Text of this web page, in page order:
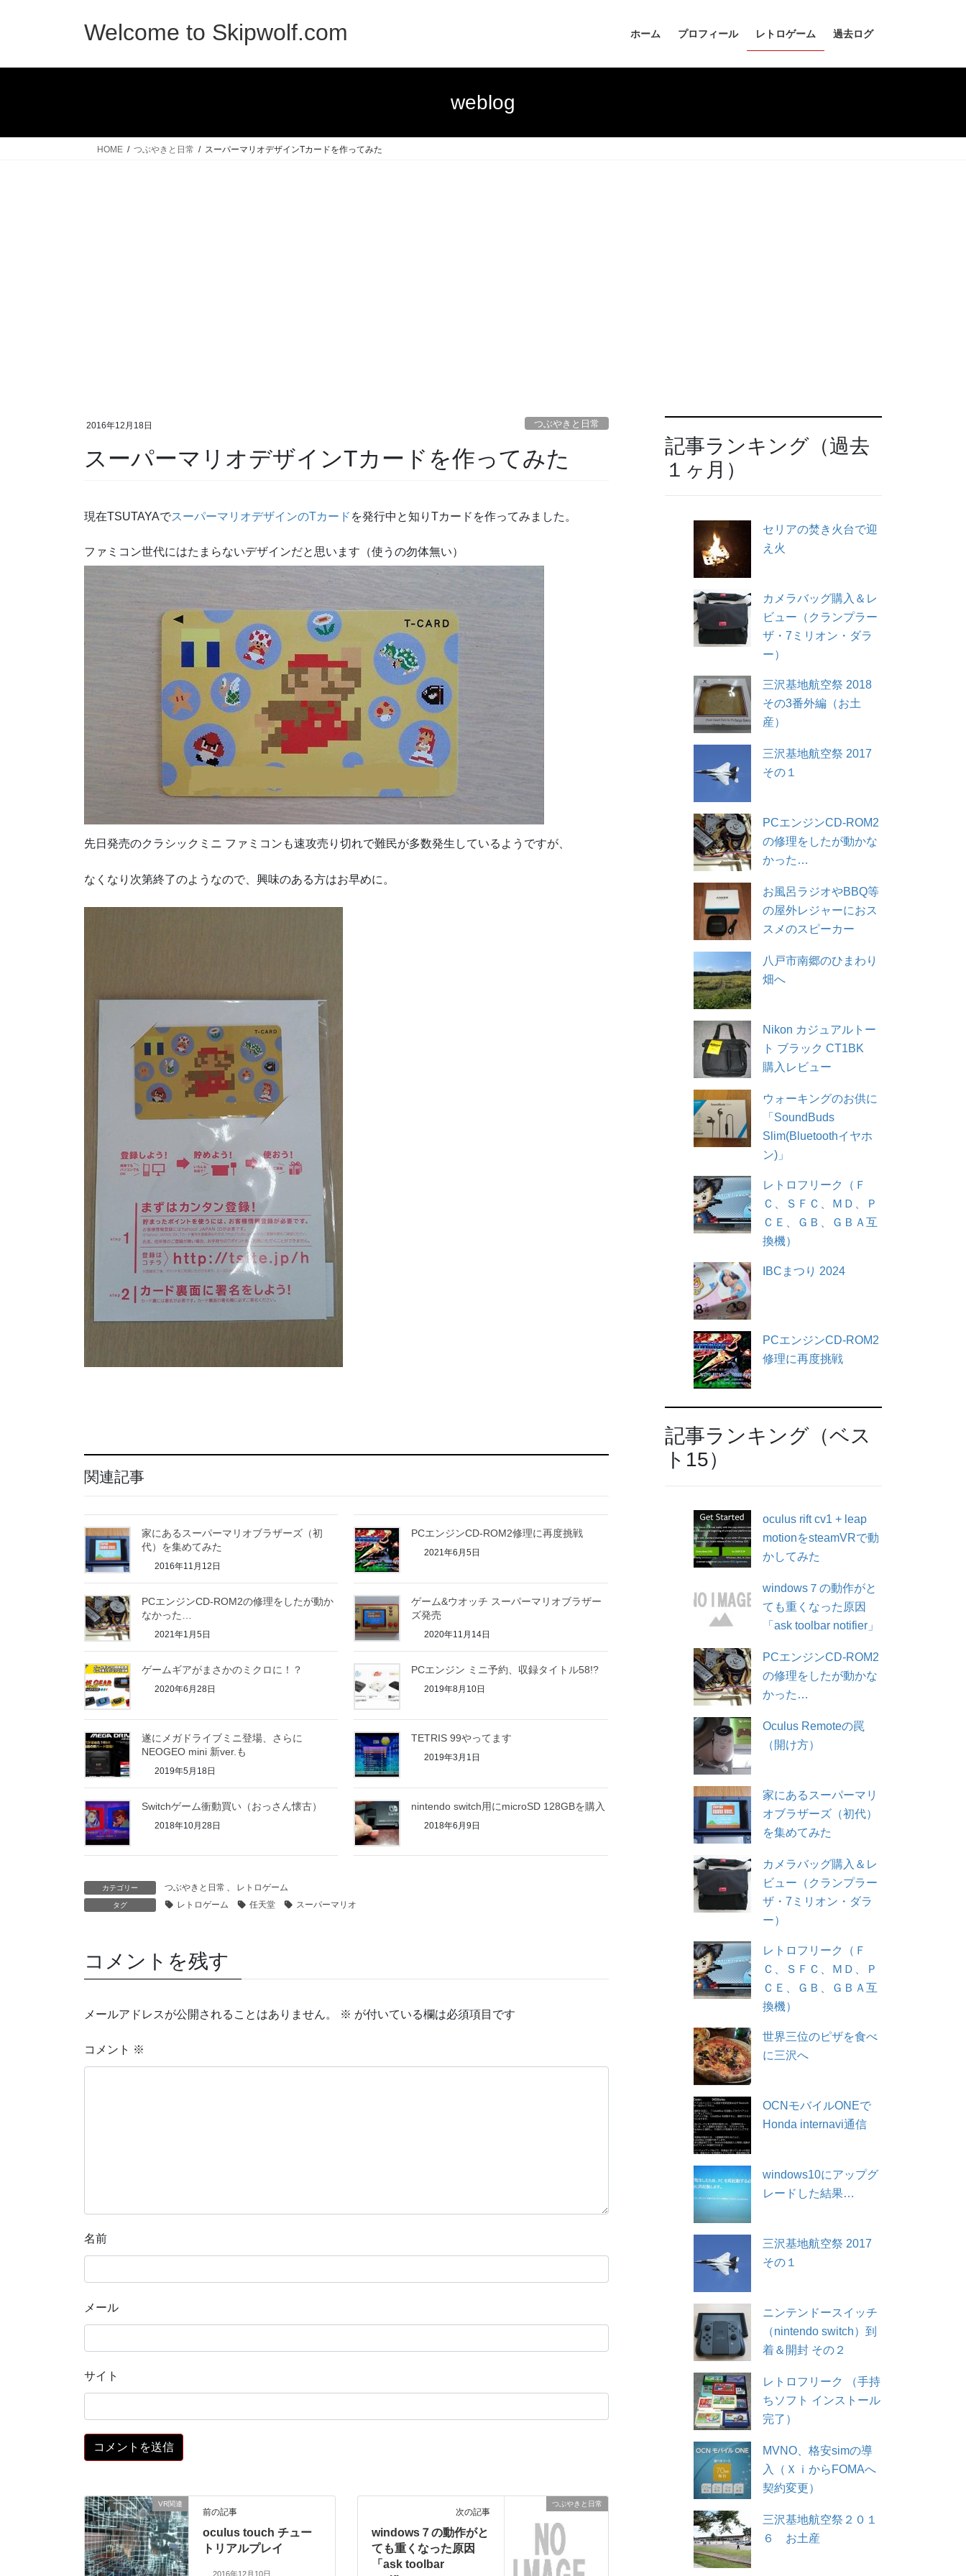
Welcome to Skipwolf.com ホーム プロフィール レトロゲーム 過去ログ
weblog
HOME つぶやきと日常 スーパーマリオデザインTカードを作ってみた
2016年12月18日 つぶやきと日常
スーパーマリオデザインTカードを作ってみた
現在TSUTAYAでスーパーマリオデザインのTカード を発行中と知りTカードを作ってみました。
ファミコン世代にはたまらないデザインだと思います（使うの勿体無い）
先日発売のクラシックミニ ファミコンも速攻売り切れで難民が多数発生しているようですが、
なくなり次第終了のようなので、興味のある方はお早めに。
関連記事
家にあるスーパーマリオブラザーズ（初
代）を集めてみた
2016年11月12日
PCエンジンCD-ROM2修理に再度挑戦
2021年6月5日
PCエンジンCD-ROM2の修理をしたが動か
なかった…
2021年1月5日
ゲーム&ウオッチ スーパーマリオブラザー
ズ発売
2020年11月14日
ゲームギアがまさかのミクロに！？
2020年6月28日
PCエンジン ミニ予約、収録タイトル58!?
2019年8月10日
遂にメガドライブミニ登場、さらに
NEOGEO mini 新ver.も
2019年5月18日
TETRIS 99やってます
2019年3月1日
Switchゲーム衝動買い（おっさん懐古）
2018年10月28日
nintendo switch用にmicroSD 128GBを購入
2018年6月9日
カテゴリー つぶやきと日常 、 レトロゲーム
タグ レトロゲーム 任天堂 スーパーマリオ
コメントを残す
メールアドレスが公開されることはありません。 ※ が付いている欄は必須項目です
コメント ※
名前
メール
サイト
VR関連
前の記事
oculus touch チュー
トリアルプレイ
2016年12月10日
つぶやきと日常
次の記事
windows７の動作がと
ても重くなった原因
「ask toolbar
記事ランキング（過去
１ヶ月）
セリアの焚き火台で迎
え火
カメラバッグ購入＆レ
ビュー（クランプラー
ザ・7ミリオン・ダラ
ー）
三沢基地航空祭 2018
その3番外編（お土
産）
三沢基地航空祭 2017
その１
PCエンジンCD-ROM2
の修理をしたが動かな
かった…
お風呂ラジオやBBQ等
の屋外レジャーにおス
スメのスピーカー
八戸市南郷のひまわり
畑へ
Nikon カジュアルトー
ト ブラック CT1BK
購入レビュー
ウォーキングのお供に
「SoundBuds
Slim(Bluetoothイヤホ
ン)」
レトロフリーク（Ｆ
Ｃ、ＳＦＣ、ＭＤ、Ｐ
ＣＥ、ＧＢ、ＧＢＡ互
換機）
IBCまつり 2024
PCエンジンCD-ROM2
修理に再度挑戦
記事ランキング（ベス
ト15）
oculus rift cv1 + leap
motionをsteamVRで動
かしてみた
windows７の動作がと
ても重くなった原因
「ask toolbar notifier」
PCエンジンCD-ROM2
の修理をしたが動かな
かった…
Oculus Remoteの罠
（開け方）
家にあるスーパーマリ
オブラザーズ（初代）
を集めてみた
カメラバッグ購入＆レ
ビュー（クランプラー
ザ・7ミリオン・ダラ
ー）
レトロフリーク（Ｆ
Ｃ、ＳＦＣ、ＭＤ、Ｐ
ＣＥ、ＧＢ、ＧＢＡ互
換機）
世界三位のピザを食べ
に三沢へ
OCNモバイルONEで
Honda internavi通信
windows10にアップグ
レードした結果…
三沢基地航空祭 2017
その１
ニンテンドースイッチ
（nintendo switch）到
着＆開封 その２
レトロフリーク （手持
ちソフト インストール
完了）
MVNO、格安simの導
入（ＸｉからFOMAへ
契約変更）
三沢基地航空祭２０１
６ お土産